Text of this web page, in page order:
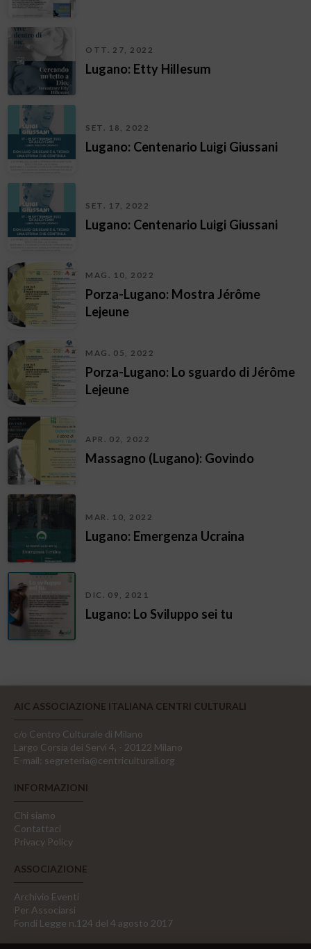
OTT. 27, 2022
Lugano: Etty Hillesum
SET. 18, 2022
Lugano: Centenario Luigi Giussani
SET. 17, 2022
Lugano: Centenario Luigi Giussani
MAG. 10, 2022
Porza-Lugano: Mostra Jérôme
Lejeune
MAG. 05, 2022
Porza-Lugano: Lo sguardo di Jérôme
Lejeune
APR. 02, 2022
Massagno (Lugano): Govindo
MAR. 10, 2022
Lugano: Emergenza Ucraina
DIC. 09, 2021
Lugano: Lo Sviluppo sei tu
AIC ASSOCIAZIONE ITALIANA CENTRI CULTURALI
c/o Centro Culturale di Milano
Largo Corsia dei Servi 4, - 20122 Milano
E-mail: segreteria@centriculturali.org
INFORMAZIONI
Chi siamo
Contattaci
Privacy Policy
ASSOCIAZIONE
Archivio Eventi
Per Associarsi
Fondi Legge n.124 del 4 agosto 2017